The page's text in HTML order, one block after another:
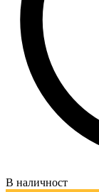
В наличност